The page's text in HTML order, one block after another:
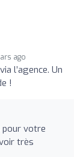
ago
l’agence. Un
!
pour votre
très